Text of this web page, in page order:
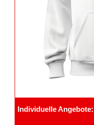
Individuelle Angebote: